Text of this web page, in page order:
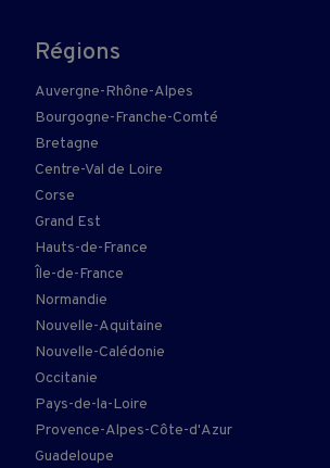
Régions
Auvergne-Rhône-Alpes
Bourgogne-Franche-Comté
Bretagne
Centre-Val de Loire
Corse
Grand Est
Hauts-de-France
Île-de-France
Normandie
Nouvelle-Aquitaine
Nouvelle-Calédonie
Occitanie
Pays-de-la-Loire
Provence-Alpes-Côte-d'Azur
Guadeloupe